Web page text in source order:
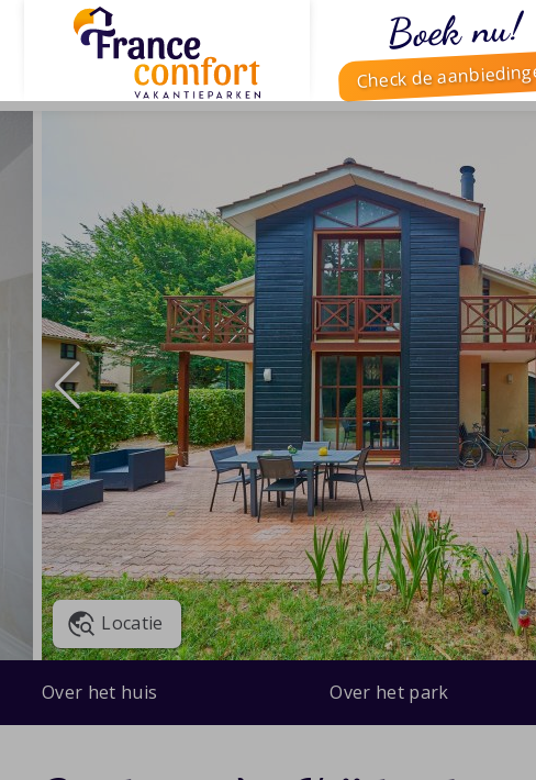
Boek nu!
Check de
Locatie
Over het huis Over het park